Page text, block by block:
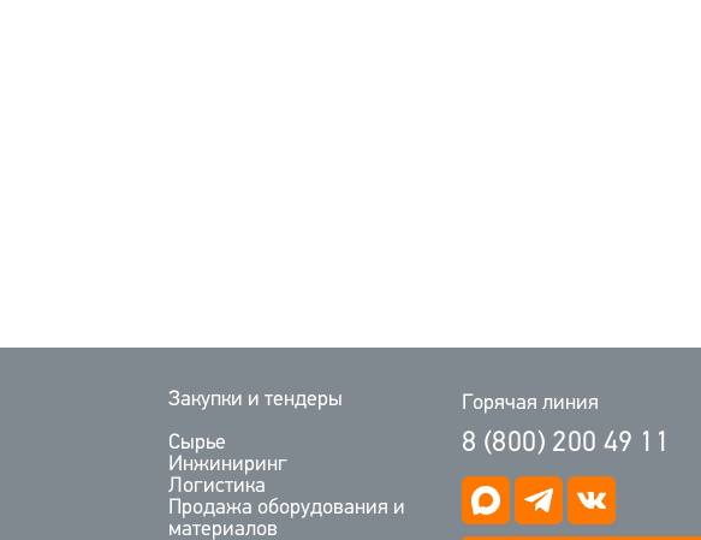
Закупки и тендеры
Сырье
Инжиниринг
Логистика
Продажа оборудования и
материалов
Горячая линия
8 (800) 200 49 11